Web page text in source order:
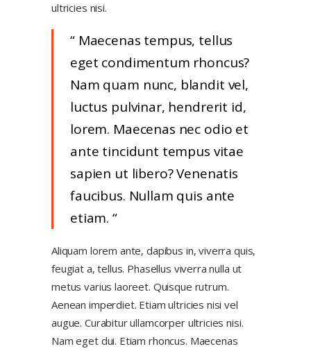
ultricies nisi.
Maecenas tempus, tellus
eget condimentum rhoncus?
Nam quam nunc, blandit vel,
luctus pulvinar, hendrerit id,
lorem. Maecenas nec odio et
ante tincidunt tempus vitae
sapien ut libero? Venenatis
faucibus. Nullam quis ante
etiam.
Aliquam lorem ante, dapibus in, viverra quis,
feugiat a, tellus. Phasellus viverra nulla ut
metus varius laoreet. Quisque rutrum.
Aenean imperdiet. Etiam ultricies nisi vel
augue. Curabitur ullamcorper ultricies nisi.
Nam eget dui. Etiam rhoncus. Maecenas